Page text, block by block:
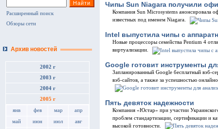
Расширенный поиск
Обзоры сети
Архив новостей
2002 г
2003 г
2004 г
2005 г
янв фев мар апр
май июн июл авг
Чипы Sun Niagara получили
Компания Sun Microsystems анонсировала
известных под именем Niagara.
Intel выпустила чипы с
Новые процессоры семейства Pentium 4
виртуализации.
Google готовит инструменты
Запланированный Google бесплатный вэб-
вэб-сайтов, а также за успешностью
Пять девяток надежности
Компания «Юстар» при участии
проблем стандартизации, сертификации и
высокой готовности.